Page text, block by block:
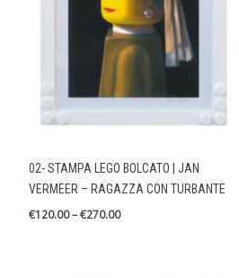
02- STAMPA LEGO BOLCATO | JAN
VERMEER – RAGAZZA CON TURBANTE
€120.00–€270.00